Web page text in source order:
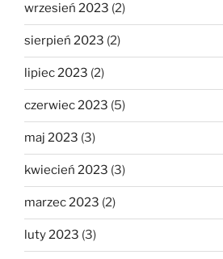
wrzesień 2023 (2)
sierpień 2023 (2)
lipiec 2023 (2)
czerwiec 2023 (5)
maj 2023 (3)
kwiecień 2023 (3)
marzec 2023 (2)
luty 2023 (3)